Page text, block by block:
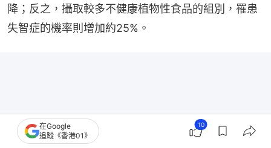
降；反之，攝取較多不健康植物性食品的組別，罹患
失智症的機率則增加約25%。
在Google
追蹤《香港01》
10